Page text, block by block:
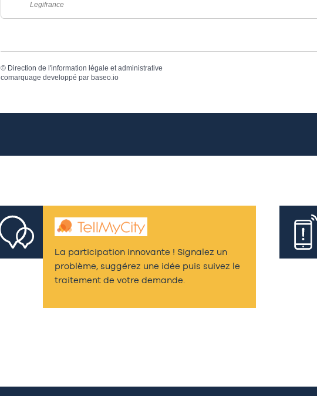
Legifrance
© Direction de l'information légale et administrative
comarquage developpé par baseo.io
La participation innovante ! Signalez un
problème, suggérez une idée puis suivez le
traitement de votre demande.